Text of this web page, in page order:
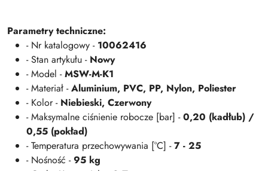
Parametry techniczne:
- Nr katalogowy - 10062416
- Stan artykułu - Nowy
- Model -MSW-M-K1
- Materiał -Aluminium, PVC, PP, Nylon, Poliester
- Kolor - Niebieski, Czerwony
- Maksymalne ciśnienie robocze [bar] -0,20 (kadłub) /
0,55 (pokład)
- Temperatura przechowywania [°C] -7 - 25
- Nośność -95 kg